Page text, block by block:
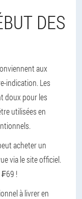
DES
aux
indication. Les
doux pour les
utilisées en
acheter un
via le site officiel.
!
à livrer en